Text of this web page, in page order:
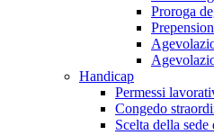
Proroga
Handicap
Permessi
Congedo
Scelta della